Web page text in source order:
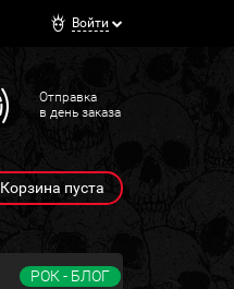
Войти
Отправка
в день заказа
Корзина пуста
РОК - БЛОГ